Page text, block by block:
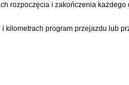
rozpoczęcia i zakończenia każdego
kilometrach program przejazdu lub